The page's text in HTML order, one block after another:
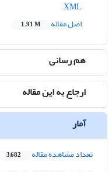
اصل مقاله
1.91 M
هم رسانی
ارجاع به این مقاله
آمار
تعداد مشاهده مقاله 3,682